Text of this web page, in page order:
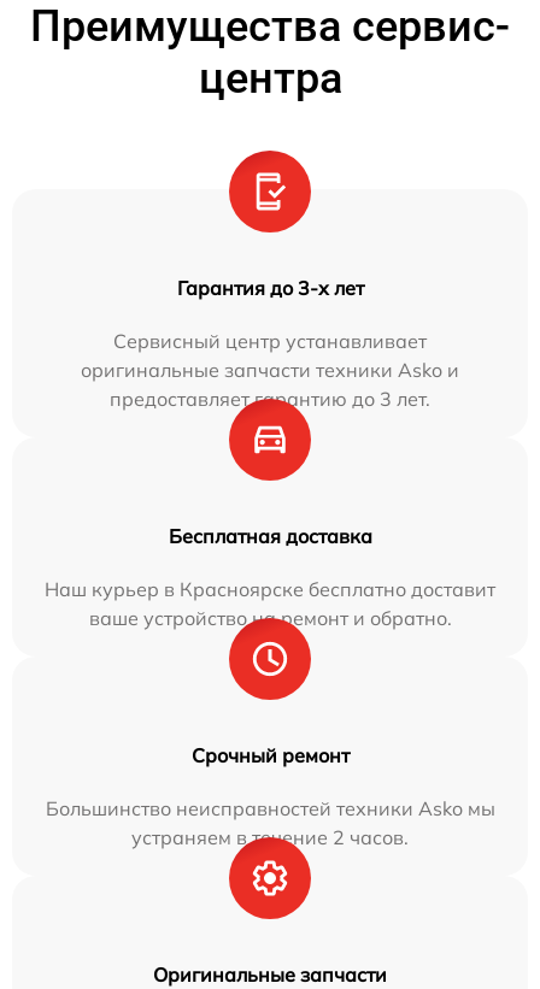
Преимущества сервис-
центра
Гарантия до 3-х лет
Сервисный центр устанавливает
оригинальные запчасти техники Asko и
предоставляет гарантию до 3 лет.
Бесплатная доставка
Наш курьер в Красноярске бесплатно доставит
ваше устройство на ремонт и обратно.
Срочный ремонт
Большинство неисправностей техники Asko мы
устраняем в течение 2 часов.
Оригинальные запчасти